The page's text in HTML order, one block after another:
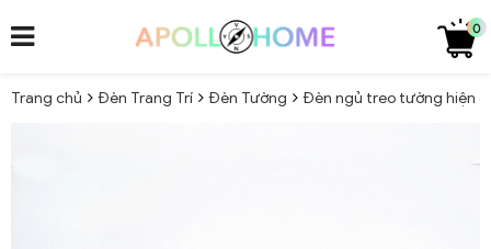
0
Trang chủ Đèn Trang Trí Đèn Tường Đèn ngủ treo tường hiện